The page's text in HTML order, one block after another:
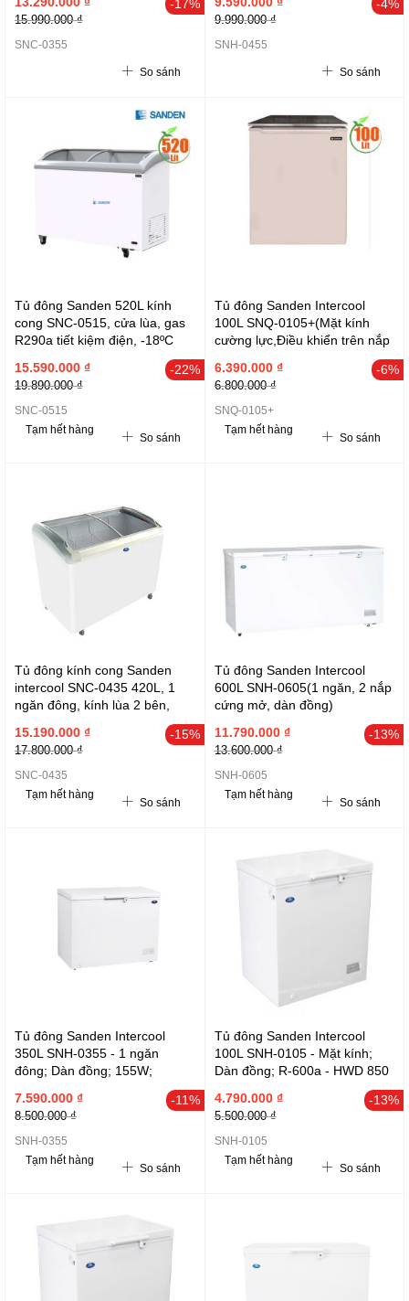
-17%
15.990.000 ₫
SNC-0355
So sánh
-4%
9.990.000 ₫
SNH-0455
So sánh
Tủ đông Sanden 520L kính
cong SNC-0515, cửa lùa, gas
R290a tiết kiệm điện, -18ºC
đến -22ºC, 162x69.5x95.2 cm
-22%
15.590.000 ₫
19.890.000 ₫
SNC-0515
Tạm hết hàng
So sánh
Tủ đông Sanden Intercool
100L SNQ-0105+(Mặt kính
cường lực,Điều khiển trên nắp
-6%
6.390.000 ₫
6.800.000 ₫
SNQ-0105+
Tạm hết hàng
So sánh
Tủ đông kính cong Sanden
intercool SNC-0435 420L, 1
ngăn đông, kính lùa 2 bên,
-15%
15.190.000 ₫
17.800.000 ₫
SNC-0435
Tạm hết hàng
So sánh
Tủ đông Sanden Intercool
600L SNH-0605(1 ngăn, 2 nắp
cứng mở, dàn đồng)
-13%
11.790.000 ₫
13.600.000 ₫
SNH-0605
Tạm hết hàng
So sánh
Tủ đông Sanden Intercool
350L SNH-0355 - 1 ngăn
đông; Dàn đồng; 155W;
-11%
7.590.000 ₫
8.500.000 ₫
SNH-0355
Tạm hết hàng
So sánh
Tủ đông Sanden Intercool
100L SNH-0105 - Mặt kính;
Dàn đồng; R-600a - HWD 850
-13%
4.790.000 ₫
5.500.000 ₫
SNH-0105
Tạm hết hàng
So sánh